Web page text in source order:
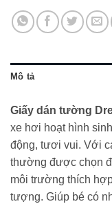
Mô tả
Giấy dán tường
xe hơi hoạt hình
động, tươi vui. Với
thường được chọn
môi trường thích
tượng. Giúp bé có